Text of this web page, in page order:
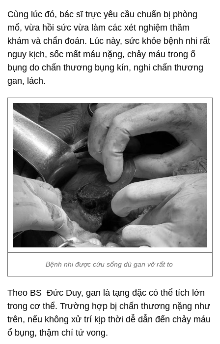
Cùng lúc đó, bác sĩ trực yêu cầu chuẩn bị phòng
mổ, vừa hồi sức vừa làm các xét nghiệm thăm
khám và chẩn đoán. Lúc này, sức khỏe bệnh nhi rất
nguy kịch, sốc mất máu nặng, chảy máu trong ổ
bụng do chấn thương bụng kín, nghi chấn thương
gan, lách.
Bệnh nhi được cứu sống dù gan vỡ rất to
Theo BS Đức Duy, gan là tạng đặc có thể tích lớn
trong cơ thể. Trường hợp bị chấn thương nặng như
trên, nếu không xử trí kịp thời dễ dẫn đến chảy máu
ổ bụng, thậm chí tử vong.